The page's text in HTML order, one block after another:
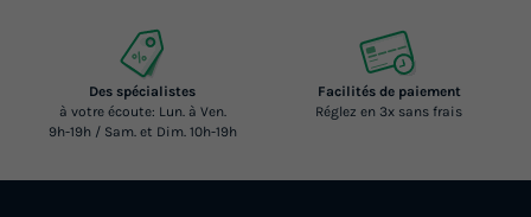
Des spécialistes
à votre écoute: Lun. à Ven.
9h-19h / Sam. et Dim. 10h-19h
Facilités de paiement
Réglez en 3x sans frais